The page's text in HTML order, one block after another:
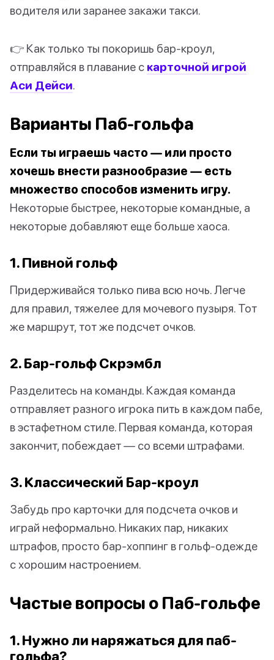
водителя или заранее закажи такси.
👉 Как только ты покоришь бар-кроул,
отправляйся в плавание с карточной игрой
Аси Дейси.
Варианты Паб-гольфа
Если ты играешь часто — или просто
хочешь внести разнообразие — есть
множество способов изменить игру.
Некоторые быстрее, некоторые командные, а
некоторые добавляют еще больше хаоса.
1. Пивной гольф
Придерживайся только пива всю ночь. Легче
для правил, тяжелее для мочевого пузыря. Тот
же маршрут, тот же подсчет очков.
2. Бар-гольф Скрэмбл
Разделитесь на команды. Каждая команда
отправляет разного игрока пить в каждом пабе,
в эстафетном стиле. Первая команда, которая
закончит, побеждает — со всеми штрафами.
3. Классический Бар-кроул
Забудь про карточки для подсчета очков и
играй неформально. Никаких пар, никаких
штрафов, просто бар-хоппинг в гольф-одежде
с хорошим настроением.
Частые вопросы о Паб-гольфе
1. Нужно ли наряжаться для паб-
гольфа?